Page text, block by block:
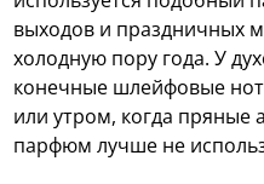
выходов и праздничных
холодную пору года. У
конечные шлейфовые
или утром, когда пряные
парфюм лучше не